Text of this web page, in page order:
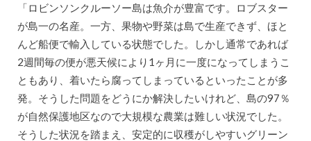
「ロビンソンクルーソー島は魚介が豊富です。ロブスター
が島一の名産。一方、果物や野菜は島で生産できず、ほと
んど船便で輸入している状態でした。しかし通常であれば
2週間毎の便が悪天候により1ヶ月に一度になってしまうこ
ともあり、着いたら腐ってしまっているといったことが多
発。そうした問題をどうにか解決したいけれど、島の97％
が自然保護地区なので大規模な農業は難しい状況でした。
そうした状況を踏まえ、安定的に収穫がしやすいグリーン